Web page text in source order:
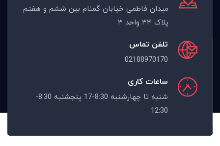
میدان فاطمی خیابان گمنام بین ششم و هفتم
پلاک ۳۴ واحد ۳
تلفن تماس
02188970170
ساعات کاری
شنبه تا چهارشنبه 8:30-17 پنجشنبه 8:30-
12:30